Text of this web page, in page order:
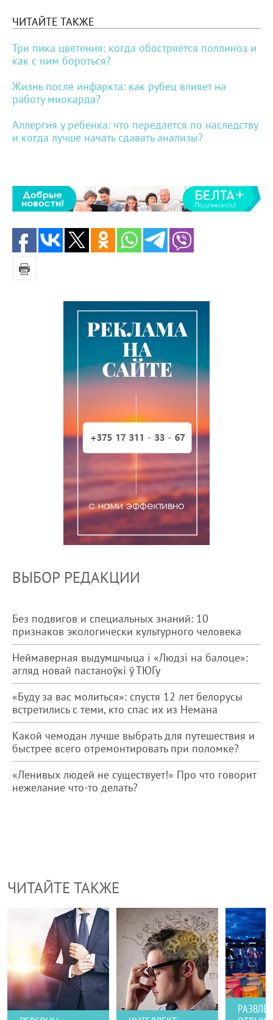
ЧИТАЙТЕ ТАКЖЕ
Три пика цветения: когда обостряется поллиноз и
как с ним бороться?
Жизнь после инфаркта: как рубец влияет на
работу миокарда?
Аллергия у ребенка: что передается по наследству
и когда лучше начать сдавать анализы?
ВЫБОР РЕДАКЦИИ
Без подвигов и специальных знаний: 10
признаков экологически культурного человека
Неймаверная выдумшчыца і «Людзі на балоце»:
агляд новай пастаноўкі ў ТЮГу
«Буду за вас молиться»: спустя 12 лет белорусы
встретились с теми, кто спас их из Немана
Какой чемодан лучше выбрать для путешествия и
быстрее всего отремонтировать при поломке?
«Ленивых людей не существует!» Про что говорит
нежелание что-то делать?
ЧИТАЙТЕ ТАКЖЕ